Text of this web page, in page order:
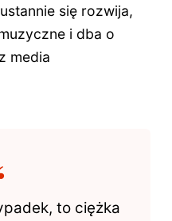
się rozwija,
i dba o
media
to ciężka